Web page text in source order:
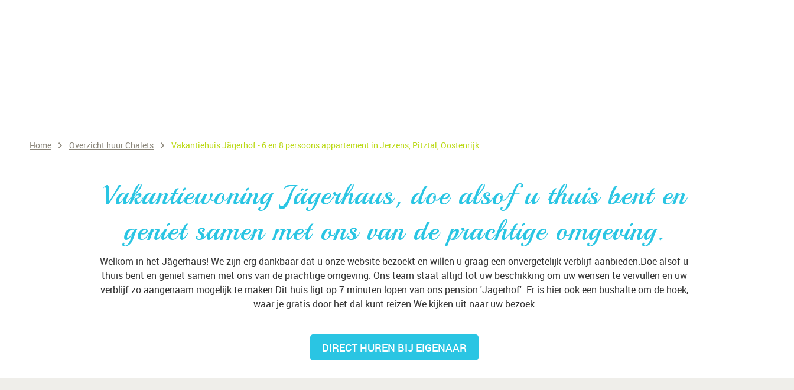
Home Overzicht huur Chalets Vakantiehuis Jägerhof - 6 en 8 persoons appartement in Jerzens, Pitztal, Oostenrijk
Vakantiewoning Jägerhaus, doe alsof u thuis bent en
geniet samen met ons van de prachtige omgeving.
Welkom in het Jägerhaus! We zijn erg dankbaar dat u onze website bezoekt en willen u graag een onvergetelijk verblijf aanbieden.Doe alsof u
thuis bent en geniet samen met ons van de prachtige omgeving. Ons team staat altijd tot uw beschikking om uw wensen te vervullen en uw
verblijf zo aangenaam mogelijk te maken.Dit huis ligt op 7 minuten lopen van ons pension 'Jägerhof'. Er is hier ook een bushalte om de hoek,
waar je gratis door het dal kunt reizen.We kijken uit naar uw bezoek
DIRECT HUREN BIJ EIGENAAR